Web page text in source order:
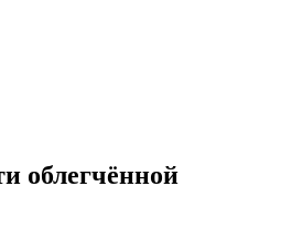
облегчённой